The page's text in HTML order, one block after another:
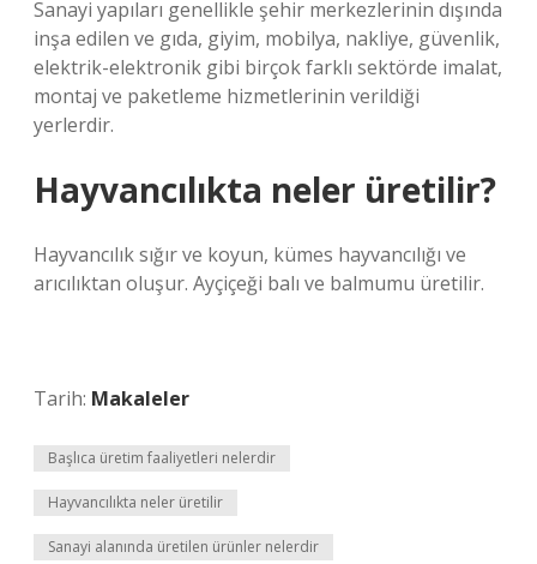
Sanayi yapıları genellikle şehir merkezlerinin dışında
inşa edilen ve gıda, giyim, mobilya, nakliye, güvenlik,
elektrik-elektronik gibi birçok farklı sektörde imalat,
montaj ve paketleme hizmetlerinin verildiği
yerlerdir.
Hayvancılıkta neler üretilir?
Hayvancılık sığır ve koyun, kümes hayvancılığı ve
arıcılıktan oluşur. Ayçiçeği balı ve balmumu üretilir.
Tarih: Makaleler
Başlıca üretim faaliyetleri nelerdir
Hayvancılıkta neler üretilir
Sanayi alanında üretilen ürünler nelerdir